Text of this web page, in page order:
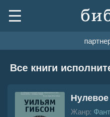
Все книги
Жанр: